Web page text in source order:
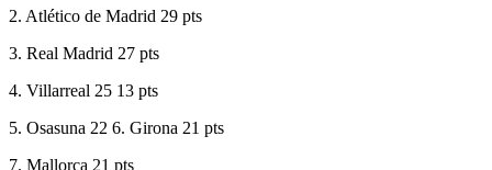
2. Atlético de Madrid 29 pts
3. Real Madrid 27 pts
4. Villarreal 25 13 pts
5. Osasuna 22 6. Girona 21 pts
7. Mallorca 21 pts